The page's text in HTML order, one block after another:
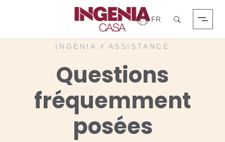
Chercher
Login
INGENIA // ASSISTANCE
Questions
fréquemment
posées